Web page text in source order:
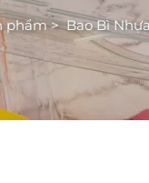
phẩm>Bao Bì